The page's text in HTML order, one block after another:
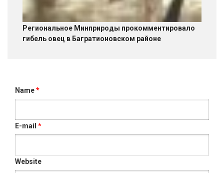
Региональное Минприроды прокомментировало
гибель овец в Багратионовском районе
Name*
E-mail *
Website